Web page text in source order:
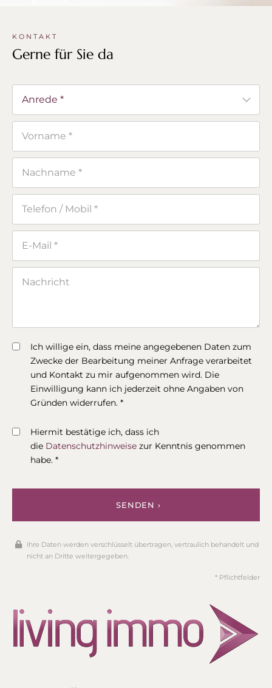
KONTAKT
Gerne für Sie da
Ich willige ein, dass meine angegebenen Daten zum
Zwecke der Bearbeitung meiner Anfrage verarbeitet
und Kontakt zu mir aufgenommen wird. Die
Einwilligung kann ich jederzeit ohne Angaben von
Gründen widerrufen. *
Hiermit bestätige ich, dass ich
die Datenschutzhinweise zur Kenntnis genommen
habe. *
SENDEN ›
Ihre Daten werden verschlüsselt übertragen, vertraulich behandelt und
nicht an Dritte weitergegeben.
* Pflichtfelder